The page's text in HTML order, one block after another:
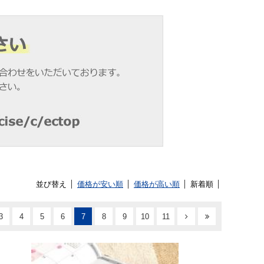
並び替え 価格が安い順 価格が高い順 新着順
4 5 6 7 8 9 10 11